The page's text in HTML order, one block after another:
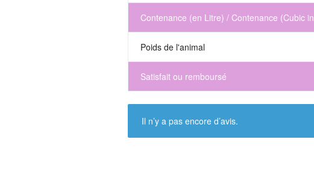
Contenance (en Litre) / Contenance (Cubic
Poids de l'animal
Satisfait ou remboursé
Il n’y a pas encore d’avis.